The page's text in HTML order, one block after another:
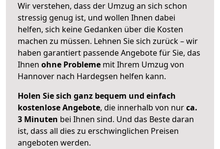
Wir verstehen, dass der Umzug an sich schon
stressig genug ist, und wollen Ihnen dabei
helfen, sich keine Gedanken über die Kosten
machen zu müssen. Lehnen Sie sich zurück – wir
haben garantiert passende Angebote für Sie, das
Ihnen ohne Probleme mit Ihrem Umzug von
Hannover nach Hardegsen helfen kann.
Holen Sie sich ganz bequem und einfach
kostenlose Angebote, die innerhalb von nurca.
3 Minuten bei Ihnen sind. Und das Beste daran
ist, dass all dies zu erschwinglichen Preisen
angeboten werden.